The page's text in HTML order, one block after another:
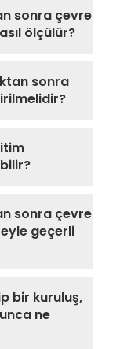
sonra çevre
ölçülür?
sonra
sonra çevre
geçerli
bir kuruluş,
ne